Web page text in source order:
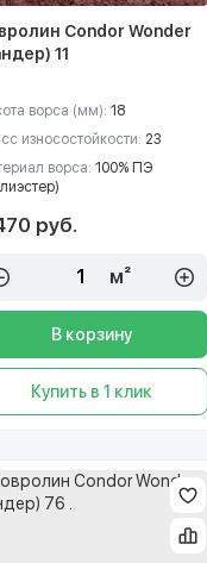
Condor Wonder
11
ворса (мм): 18
износостойкости: 23
ворса: 100% ПЭ
руб.
м²
В корзину
Купить в 1 клик